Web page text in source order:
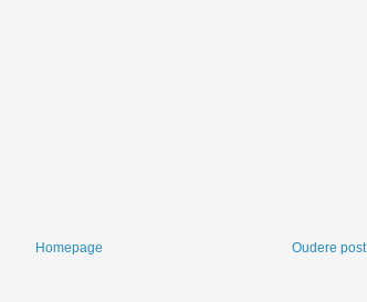
Oudere post
Homepage